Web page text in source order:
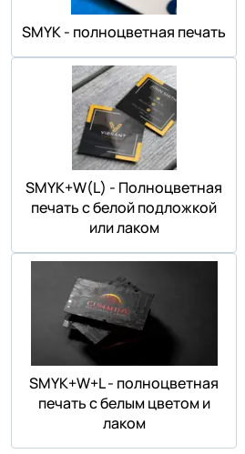
SMYK - полноцветная печать
SMYK+W(L) - Полноцветная
печать с белой подложкой
или лаком
SMYK+W+L - полноцветная
печать с белым цветом и
лаком